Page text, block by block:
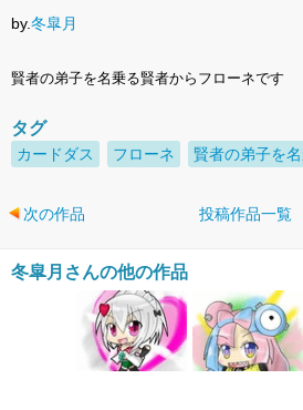
by.冬皐月
賢者の弟子を名乗る賢者からフローネです
タグ
カードダス フローネ 賢者の弟子を
次の作品 投稿作品一覧
冬皐月さんの他の作品